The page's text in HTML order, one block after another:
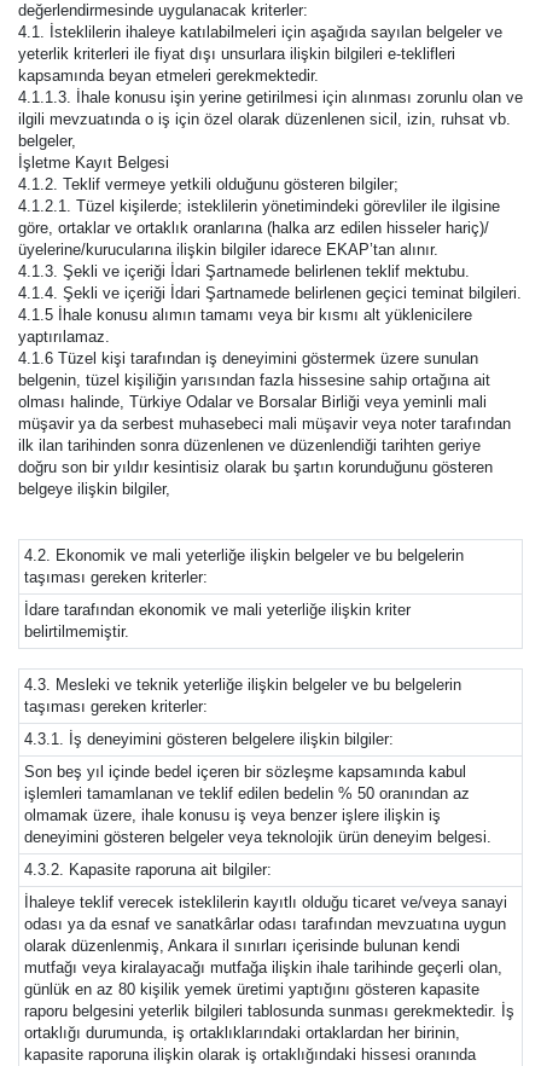
değerlendirmesinde uygulanacak kriterler:
4.1. İsteklilerin ihaleye katılabilmeleri için aşağıda sayılan belgeler ve
yeterlik kriterleri ile fiyat dışı unsurlara ilişkin bilgileri e-teklifleri
kapsamında beyan etmeleri gerekmektedir.
4.1.1.3. İhale konusu işin yerine getirilmesi için alınması zorunlu olan ve
ilgili mevzuatında o iş için özel olarak düzenlenen sicil, izin, ruhsat vb.
belgeler,
İşletme Kayıt Belgesi
4.1.2. Teklif vermeye yetkili olduğunu gösteren bilgiler;
4.1.2.1. Tüzel kişilerde; isteklilerin yönetimindeki görevliler ile ilgisine
göre, ortaklar ve ortaklık oranlarına (halka arz edilen hisseler hariç)/
üyelerine/kurucularına ilişkin bilgiler idarece EKAP’tan alınır.
4.1.3. Şekli ve içeriği İdari Şartnamede belirlenen teklif mektubu.
4.1.4. Şekli ve içeriği İdari Şartnamede belirlenen geçici teminat bilgileri.
4.1.5 İhale konusu alımın tamamı veya bir kısmı alt yüklenicilere
yaptırılamaz.
4.1.6 Tüzel kişi tarafından iş deneyimini göstermek üzere sunulan
belgenin, tüzel kişiliğin yarısından fazla hissesine sahip ortağına ait
olması halinde, Türkiye Odalar ve Borsalar Birliği veya yeminli mali
müşavir ya da serbest muhasebeci mali müşavir veya noter tarafından
ilk ilan tarihinden sonra düzenlenen ve düzenlendiği tarihten geriye
doğru son bir yıldır kesintisiz olarak bu şartın korunduğunu gösteren
belgeye ilişkin bilgiler,
4.2. Ekonomik ve mali yeterliğe ilişkin belgeler ve bu belgelerin
taşıması gereken kriterler:
İdare tarafından ekonomik ve mali yeterliğe ilişkin kriter
belirtilmemiştir.
4.3. Mesleki ve teknik yeterliğe ilişkin belgeler ve bu belgelerin
taşıması gereken kriterler:
4.3.1. İş deneyimini gösteren belgelere ilişkin bilgiler:
Son beş yıl içinde bedel içeren bir sözleşme kapsamında kabul
işlemleri tamamlanan ve teklif edilen bedelin % 50 oranından az
olmamak üzere, ihale konusu iş veya benzer işlere ilişkin iş
deneyimini gösteren belgeler veya teknolojik ürün deneyim belgesi.
4.3.2. Kapasite raporuna ait bilgiler:
İhaleye teklif verecek isteklilerin kayıtlı olduğu ticaret ve/veya sanayi
odası ya da esnaf ve sanatkârlar odası tarafından mevzuatına uygun
olarak düzenlenmiş, Ankara il sınırları içerisinde bulunan kendi
mutfağı veya kiralayacağı mutfağa ilişkin ihale tarihinde geçerli olan,
günlük en az 80 kişilik yemek üretimi yaptığını gösteren kapasite
raporu belgesini yeterlik bilgileri tablosunda sunması gerekmektedir. İş
ortaklığı durumunda, iş ortaklıklarındaki ortaklardan her birinin,
kapasite raporuna ilişkin olarak iş ortaklığındaki hissesi oranında